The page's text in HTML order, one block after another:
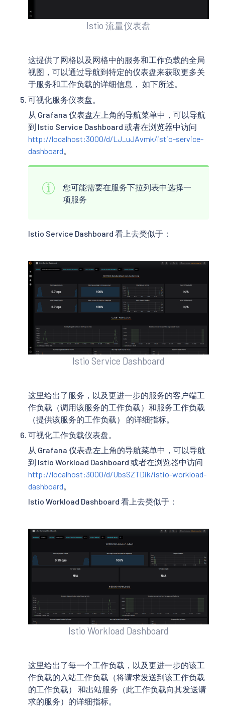
Istio 流量仪表盘
这提供了网格以及网格中的服务和工作负载的全局
视图，可以通过导航到特定的仪表盘来获取更多关
于服务和工作负载的详细信息， 如下所述。
可视化服务仪表盘。
从 Grafana 仪表盘左上角的导航菜单中，可以导航
到 Istio Service Dashboard 或者在浏览器中访问
http://localhost:3000/d/LJ_uJAvmk/istio-service-
dashboard。
您可能需要在服务下拉列表中选择一
项服务
Istio Service Dashboard 看上去类似于：
Istio Service Dashboard
这里给出了服务，以及更进一步的服务的客户端工
作负载（调用该服务的工作负载）和服务工作负载
（提供该服务的工作负载） 的详细指标。
可视化工作负载仪表盘。
从 Grafana 仪表盘左上角的导航菜单中，可以导航
到 Istio Workload Dashboard 或者在浏览器中访问
http://localhost:3000/d/UbsSZTDik/istio-workload-
dashboard。
Istio Workload Dashboard 看上去类似于：
Istio Workload Dashboard
这里给出了每一个工作负载，以及更进一步的该工
作负载的入站工作负载（将请求发送到该工作负载
的工作负载） 和出站服务（此工作负载向其发送请
求的服务）的详细指标。